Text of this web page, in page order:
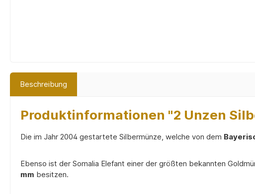
Beschreibung
Produktinformationen "2 Unzen
Die im Jahr 2004 gestartete Silbermünze, welche von dem
Ebenso ist der Somalia Elefant einer der größten bekannten
mm besitzen.